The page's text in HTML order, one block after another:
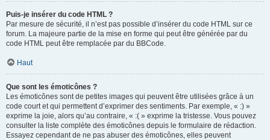
Puis-je insérer du code HTML ?
Par mesure de sécurité, il n’est pas possible d’insérer du code HTML sur ce
forum. La majeure partie de la mise en forme qui peut être générée par du
code HTML peut être remplacée par du BBCode.
Haut
Que sont les émoticônes ?
Les émoticônes sont de petites images qui peuvent être utilisées grâce à un
code court et qui permettent d’exprimer des sentiments. Par exemple, « :) »
exprime la joie, alors qu’au contraire, « :( » exprime la tristesse. Vous pouvez
consulter la liste complète des émoticônes depuis le formulaire de rédaction.
Essayez cependant de ne pas abuser des émoticônes, elles peuvent